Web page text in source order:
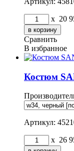
x 20
Сравнить
В избранное
Костюм
Артикул:
x 26